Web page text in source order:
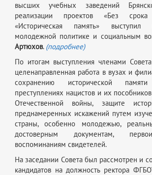
высших учебных заведений
реализации проектов «Без
«Историческая память»
молодежной политике и социальным
Артюхов. (подробнее)
По итогам выступления членами
целенаправленная работа в вузах и
сохранению исторической
преступлениях нацистов и их
Отечественной войны, защите
преднамеренных искажений путем
страны, особенно молодежью,
достоверным документам,
воспоминаниям свидетелей.
На заседании Совета был рассмотрен и
кандидатов на должность ректора